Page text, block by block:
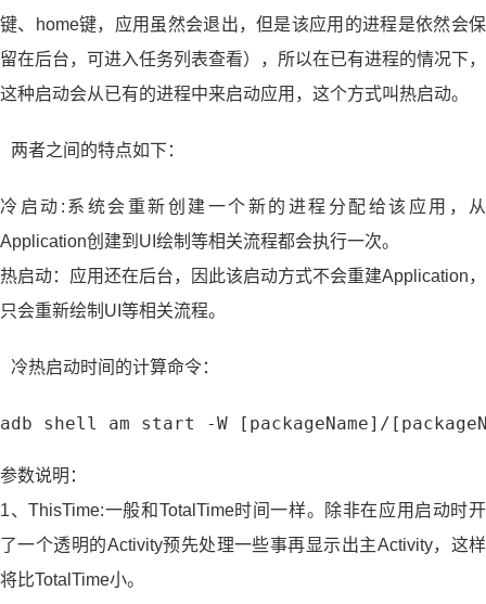
键、home键，应用虽然会退出，但是该应用的进程是依然会保
留在后台，可进入任务列表查看），所以在已有进程的情况下，
这种启动会从已有的进程中来启动应用，这个方式叫热启动。
两者之间的特点如下：
冷启动:系统会重新创建一个新的进程分配给该应用，从
Application创建到UI绘制等相关流程都会执行一次。
热启动：应用还在后台，因此该启动方式不会重建Application，
只会重新绘制UI等相关流程。
冷热启动时间的计算命令：
adb shell am start -W [packageName]/
参数说明：
1、ThisTime:一般和TotalTime时间一样。除非在应用启动时开
了一个透明的Activity预先处理一些事再显示出主Activity，这样
将比TotalTime小。